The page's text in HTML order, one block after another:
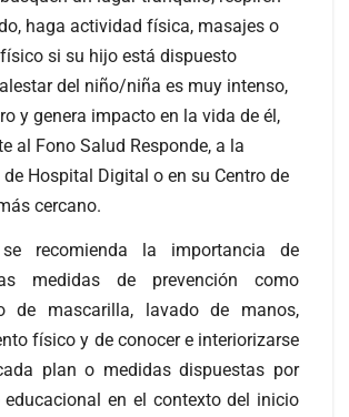
haga actividad física, masajes o
si su hijo está dispuesto
del niño/niña es muy intenso,
y genera impacto en la vida de él,
al Fono Salud Responde, a la
Hospital Digital o en su Centro de
cercano.
se recomienda la importancia de
medidas de prevención como
de mascarilla, lavado de manos,
físico y de conocer e interiorizarse
plan o medidas dispuestas por
educacional en el contexto del inicio